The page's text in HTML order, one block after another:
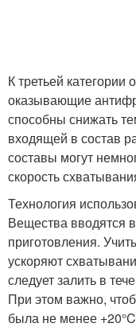
К третьей
оказывающие
способны снижать
входящей в состав
составы могут
скорость
Технология
Вещества вводятся
приготовления.
ускоряют
следует залить в
При этом важно,
была не менее